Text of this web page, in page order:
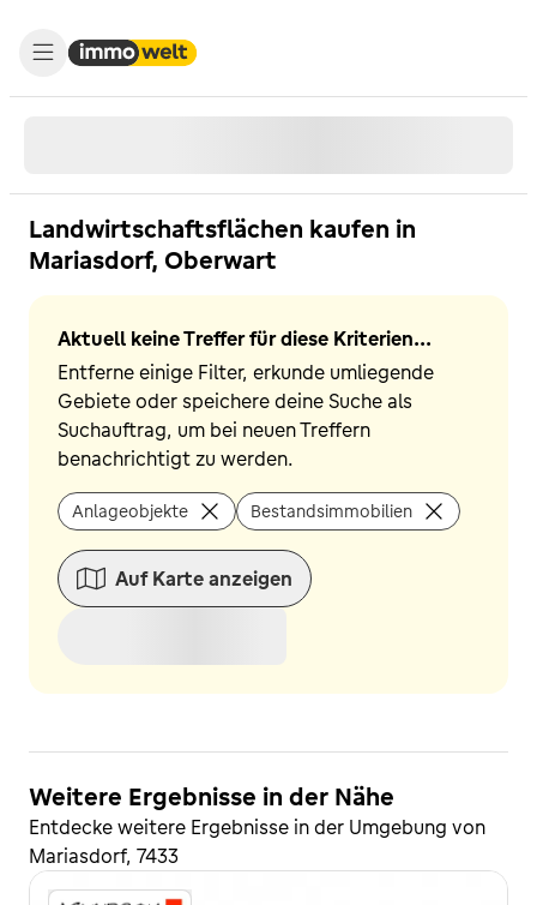
Landwirtschaftsflächen kaufen in
Mariasdorf, Oberwart
Aktuell keine Treffer für diese Kriterien...
Entferne einige Filter, erkunde umliegende
Gebiete oder speichere deine Suche als
Suchauftrag, um bei neuen Treffern
benachrichtigt zu werden.
Anlageobjekte Bestandsimmobilien
Auf Karte anzeigen
Weitere Ergebnisse in der Nähe
Entdecke weitere Ergebnisse in der Umgebung von
Mariasdorf, 7433